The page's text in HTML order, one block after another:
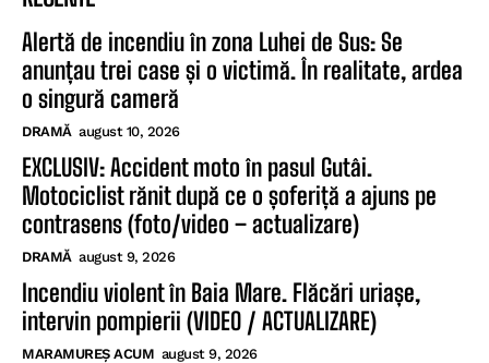
Alertă de incendiu în zona Luhei de Sus: Se
anunțau trei case și o victimă. În realitate, ardea
o singură cameră
DRAMĂ august 10, 2026
EXCLUSIV: Accident moto în pasul Gutâi.
Motociclist rănit după ce o șoferiță a ajuns pe
contrasens (foto/video – actualizare)
DRAMĂ august 9, 2026
Incendiu violent în Baia Mare. Flăcări uriașe,
intervin pompierii (VIDEO / ACTUALIZARE)
MARAMUREȘ ACUM august 9, 2026